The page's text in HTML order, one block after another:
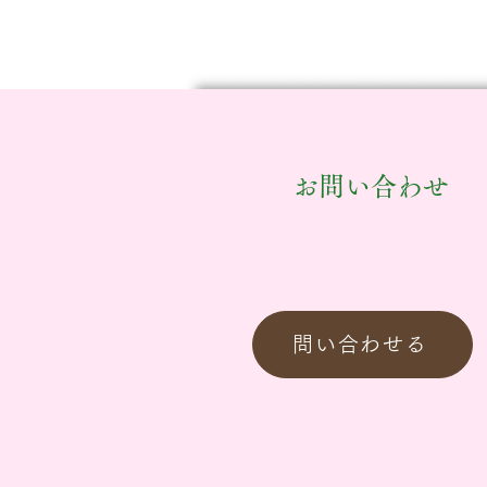
​お問い合わせ
問い合わせる